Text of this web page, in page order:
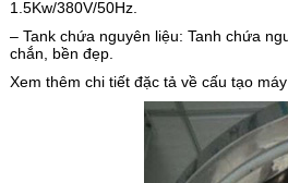
1.5Kw/380V/50Hz.
– Tank chứa nguyên liệu: Tanh chứa
chắn, bền đẹp.
Xem thêm chi tiết đặc tả về cấu tạo máy